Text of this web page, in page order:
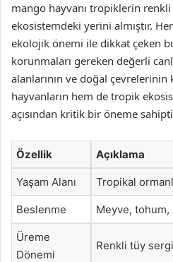
mango hayvanı tropiklerin
ekosistemdeki yerini almıştır.
ekolojik önemi ile dikkat çeken
korunmaları gereken değerli
alanlarının ve doğal çevrelerinin
hayvanların hem de tropik
açısından kritik bir öneme
Özellik Açıklama
Yaşam Alanı Tropikal
Beslenme Meyve, tohum,
Üreme
Dönemi
Renkli tüy